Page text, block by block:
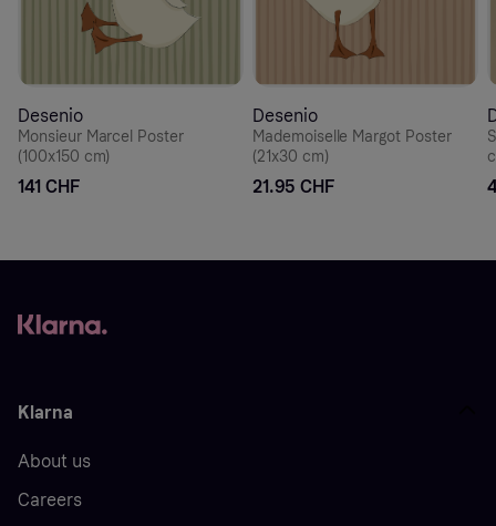
Desenio
Monsieur Marcel Poster
(100x150 cm)
141 CHF
Desenio
Mademoiselle Margot Poster
(21x30 cm)
21.95 CHF
Klarna
About us
Careers